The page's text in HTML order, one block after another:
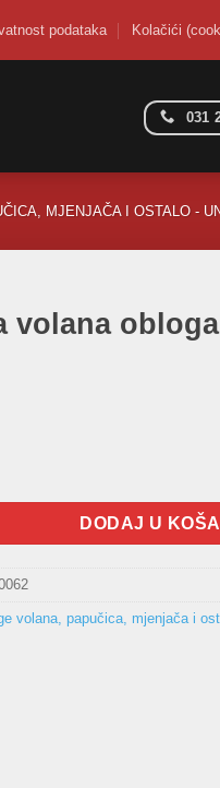
podataka Kolačići
031
MJENJAČA I OSTALO -
volana
obloga volana 39-41cm
DODAJ U
volana, papučica, mjenjača i